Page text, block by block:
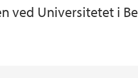
ved Universitetet i